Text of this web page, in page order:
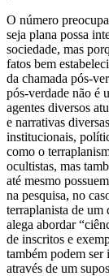
O número
seja plana possa
sociedade, mas
fatos bem
da chamada pós-
pós-verdade não é
agentes diversos
e narrativas
institucionais,
como o
ocultistas, mas
até mesmo
na pesquisa, no
terraplanista de
alega abordar
de inscritos e
também podem
através de um